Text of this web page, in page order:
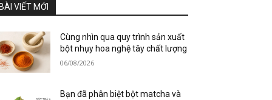
VIẾT MỚI
Cùng nhìn qua quy trình sản xuất
bột nhụy hoa nghệ tây chất lượng
06/08/2026
Bạn đã phân biệt bột matcha và